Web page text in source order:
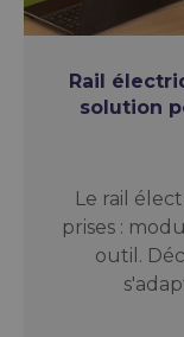
Rail
solution
Le rail
prises :
outil.